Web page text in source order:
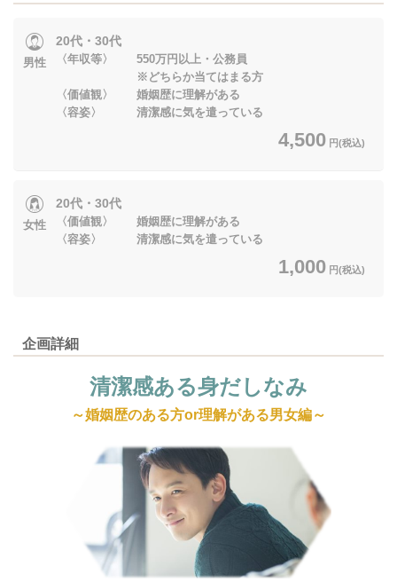
男性
20代・30代
〈年収等〉 550万円以上・公務員
※どちらか当てはまる方
〈価値観〉 婚姻歴に理解がある
〈容姿〉 清潔感に気を遣っている
4,500 円(税込)
女性
20代・30代
〈価値観〉 婚姻歴に理解がある
〈容姿〉 清潔感に気を遣っている
1,000 円(税込)
企画詳細
清潔感ある身だしなみ
～婚姻歴のある方or理解がある男女編～